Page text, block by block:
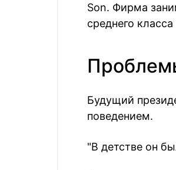
Son. Фирма
среднего
Будущий
поведением.
"В детстве он